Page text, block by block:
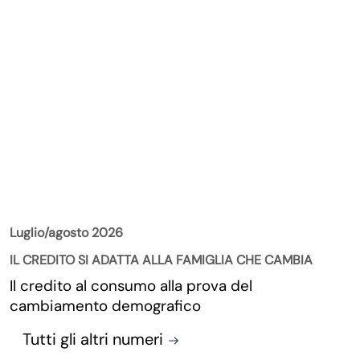
Luglio/agosto 2026
IL CREDITO SI ADATTA ALLA FAMIGLIA CHE CAMBIA
Il credito al consumo alla prova del
cambiamento demografico
Tutti gli altri numeri